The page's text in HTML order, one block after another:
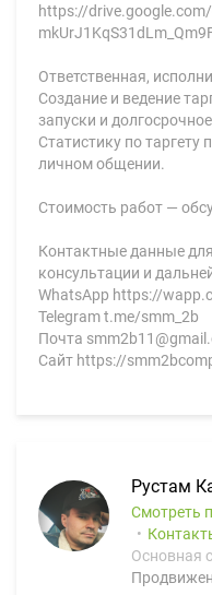
https://
Ответственная,
Создание и ведение
запуски и
Статистику по таргету
личном общении.
Стоимость работ —
Контактные данные
консультации и
WhatsApp https://
Telegram t.me/smm_2b
Почта
Сайт https://
Рустам
Смотреть
Основная